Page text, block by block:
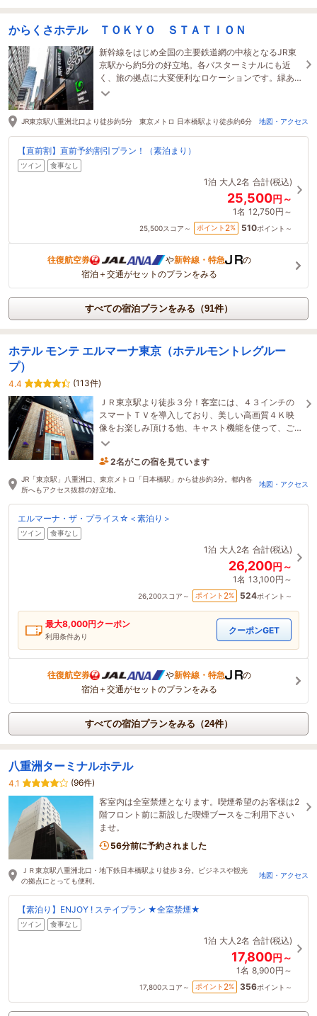
からくさホテル ＴＯＫＹＯ ＳＴＡＴＩＯＮ
新幹線をはじめ全国の主要鉄道網の中核となるJR東
京駅から約5分の好立地。各バスターミナルにも近
く、旅の拠点に大変便利なロケーションです。緑あ
ふれる皇居や老舗が軒を連ねる日本橋も徒歩圏内で
JR東京駅八重洲北口より徒歩約5分 東京メトロ 日本橋駅より徒歩約6分 地図・アクセス
【直前割】直前予約割引プラン！（素泊まり）
ツイン 食事なし
1泊 大人2名 合計(税込)
25,500円～
1名 12,750円～
25,500スコア～ ポイント 2% 510ポイント～
往復航空券 や新幹線・特急
の
宿泊＋交通がセットのプランをみる
すべての宿泊プランをみる（91件）
ホテル モンテ エルマーナ東京（ホテルモントレグルー
プ）
4.4
(113件)
ＪＲ東京駅より徒歩３分！客室には、４３インチの
スマートＴＶを導入しており、美しい高画質４Ｋ映
像をお楽しみ頂ける他、キャスト機能を使って、ご
自身のコンテンツを映し出すなど、快適なご滞在を
1時間前に予約されました
JR「東京駅」八重洲口、東京メトロ「日本橋駅」から徒歩約3分。都内各
所へもアクセス抜群の好立地。
地図・アクセス
エルマーナ・ザ・プライス☆＜素泊り＞
ツイン 食事なし
1泊 大人2名 合計(税込)
26,200円～
1名 13,100円～
26,200スコア～ ポイント 2% 524ポイント～
最大8,000円クーポン
利用条件あり
クーポンGET
往復航空券 や新幹線・特急
の
宿泊＋交通がセットのプランをみる
すべての宿泊プランをみる（24件）
八重洲ターミナルホテル
4.1
(96件)
客室内は全室禁煙となります。喫煙希望のお客様は2
階フロント前に新設した喫煙ブースをご利用下さい
ませ。
56分前に予約されました
ＪＲ東京駅八重洲北口・地下鉄日本橋駅より徒歩３分。ビジネスや観光
の拠点にとっても便利。
地図・アクセス
【素泊り】ENJOY ! ステイプラン ★全室禁煙★
ツイン 食事なし
1泊 大人2名 合計(税込)
17,800円～
1名 8,900円～
17,800スコア～ ポイント 2% 356ポイント～